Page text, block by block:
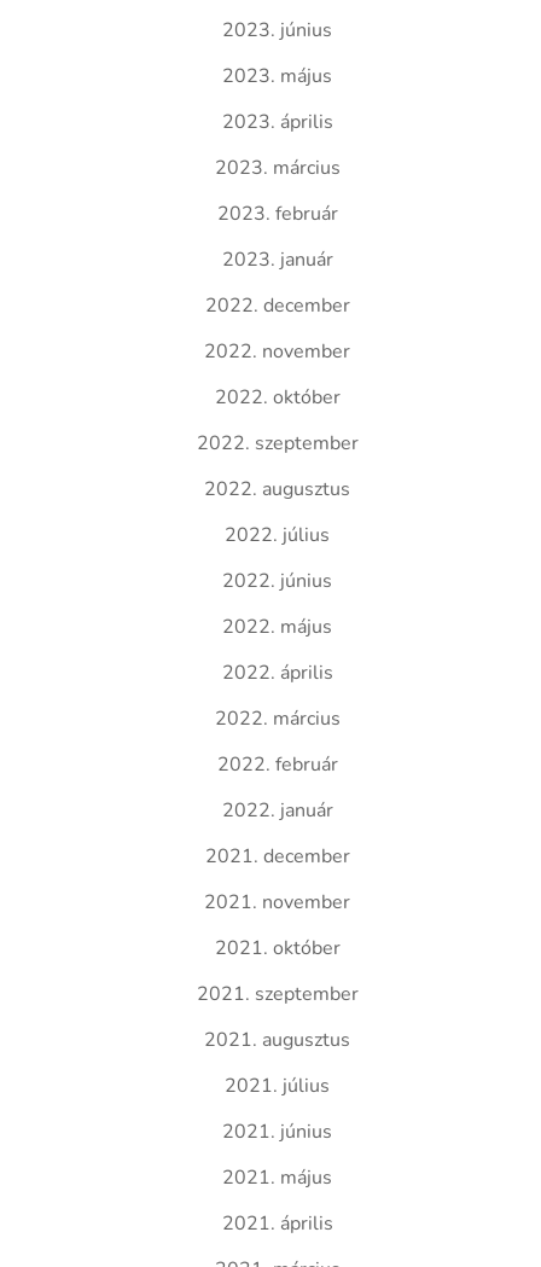
2023. június
2023. május
2023. április
2023. március
2023. február
2023. január
2022. december
2022. november
2022. október
2022. szeptember
2022. augusztus
2022. július
2022. június
2022. május
2022. április
2022. március
2022. február
2022. január
2021. december
2021. november
2021. október
2021. szeptember
2021. augusztus
2021. július
2021. június
2021. május
2021. április